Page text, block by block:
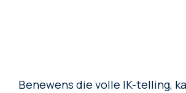
Benewens die volle IK-telling,